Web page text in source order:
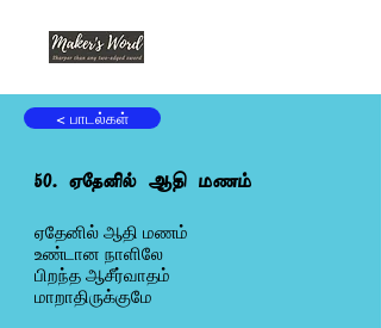
< பாடல்கள்
50. ஏதேனில் ஆதி மணம்
ஏதேனில் ஆதி மணம்
உண்டான நாளிலே
பிறந்த ஆசீர்வாதம்
மாறாதிருக்குமே